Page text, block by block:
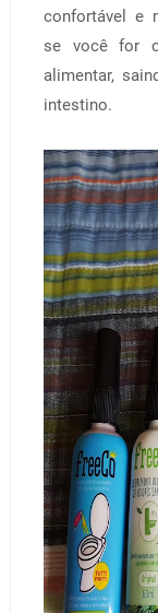
confortável e
se você for
alimentar,
intestino.